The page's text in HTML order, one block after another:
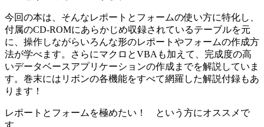
今回の本は、そんなレポートとフォームの使い方に特化し、
付属のCD-ROMにあらかじめ収録されているテーブルを元
に、操作しながらいろんな形のレポートやフォームの作成方
法が学べます。さらにマクロとVBAも加えて、完成度の高
いデータベースアプリケーションの作成までを解説していま
す。巻末にはリボンの各機能をすべて網羅した解説付録もあ
ります！
レポートとフォームを極めたい！ という方にオススメで
す。